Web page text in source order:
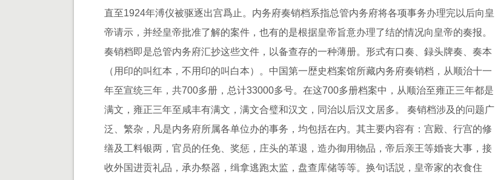
直至1924年溥仪被驱逐出宫爲止。内务府奏销档系指总管内务府将各项事务办理完以后向皇
帝请示，并经皇帝批准了解的案件，也有的是根据皇帝旨意办理了结的情况向皇帝的奏报。
奏销档即是总管内务府汇抄这些文件，以备查存的一种薄册。形式有口奏、録头牌奏、奏本
（用印的叫红本，不用印的叫白本）。中国第一歴史档案馆所藏内务府奏销档，从顺治十一
年至宣统三年，共700多册，总计33000多号。在这700多册档案中，从顺治至雍正三年都是
满文，雍正三年至咸丰有满文，满文合璧和汉文，同治以后汉文居多。 奏销档涉及的问题广
泛、繁杂，凡是内务府所属各单位办的事务，均包括在内。其主要内容有：宫殿、行宫的修
缮及工料银两，官员的任免、奖惩，庄头的革退，造办御用物品，帝后亲王等婚丧大事，接
收外国进贡礼品，承办祭器，缉拿逃跑太监，盘查库储等等。换句话説，皇帝家的衣食住